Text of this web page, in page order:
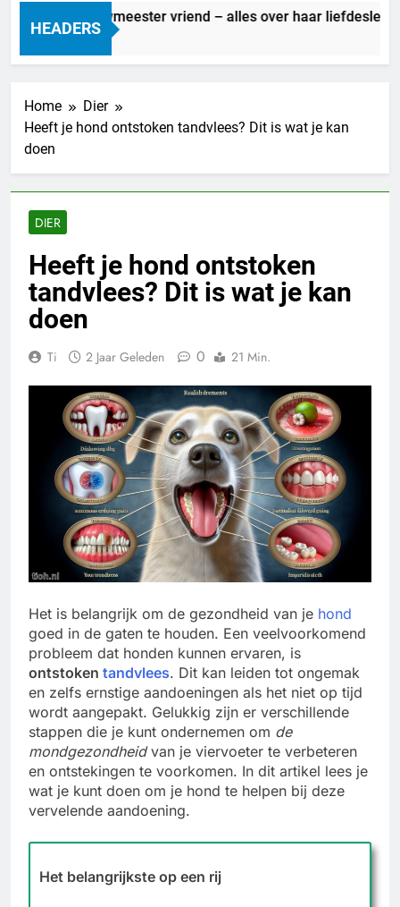
HEADERS
Marit Bouwmeester vriend – alles over haar liefdesleven
5 Uur Geleden
Home
Dier
Heeft je hond ontstoken tandvlees? Dit is wat je kan
doen
DIER
Heeft je hond ontstoken
tandvlees? Dit is wat je kan
doen
Ti 2 Jaar Geleden 0 21 Min.
Het is belangrijk om de gezondheid van je hond
goed in de gaten te houden. Een veelvoorkomend
probleem dat honden kunnen ervaren, is
ontstoken tandvlees. Dit kan leiden tot ongemak
en zelfs ernstige aandoeningen als het niet op tijd
wordt aangepakt. Gelukkig zijn er verschillende
stappen die je kunt ondernemen om de
mondgezondheidvan je viervoeter te verbeteren
en ontstekingen te voorkomen. In dit artikel lees je
wat je kunt doen om je hond te helpen bij deze
vervelende aandoening.
Het belangrijkste op een rij